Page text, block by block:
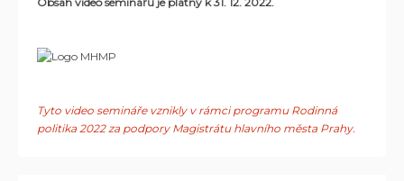
Tyto video semináře vznikly v rámci programu Rodinná
politika 2022 za podpory Magistrátu hlavního města Prahy.